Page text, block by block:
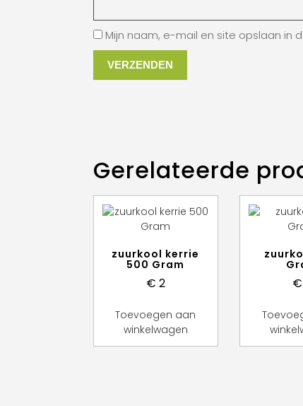
Mijn naam, e-mail en site opslaan in
Gerelateerde
zuurkool kerrie
500 Gram
€ 2
Toevoegen aan
winkelwagen
€